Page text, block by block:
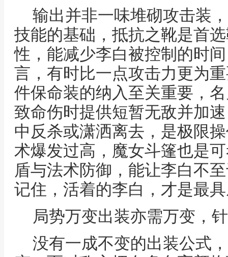
输出并非一味堆砌攻击装
技能的基础，抵抗之靴是首
性，能减少李白被控制的时
言，有时比一点攻击力更为
件保命装的纳入至关重要，
致命伤时提供短暂无敌并加
中反杀或潇洒离去，是极限
术爆发过高，魔女斗篷也是
盾与法术防御，能让李白不
记住，活着的李白，才是最
局势万变出装亦需万变，
没有一成不变的出装公式